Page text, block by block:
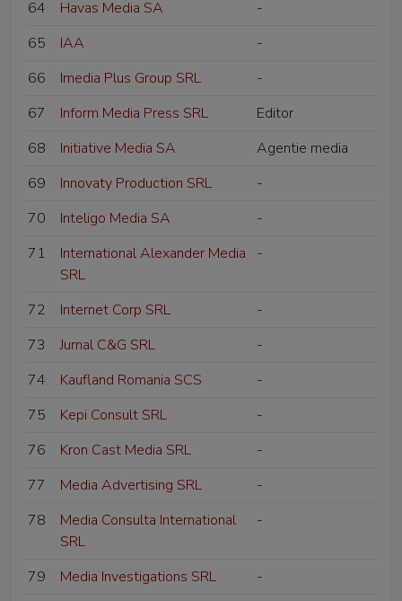
64 Havas Media SA
-
65
IAA
-
66
Imedia Plus Group SRL
-
67
Inform Media Press SRL
Editor
68
Initiative Media SA
Agentie media
69
Innovaty Production SRL
-
70
Inteligo Media SA
-
71
International Alexander Media
SRL
-
72 Internet Corp SRL
-
73
Jurnal C&G SRL
-
74
Kaufland Romania SCS
-
75
Kepi Consult SRL
-
76
Kron Cast Media SRL
-
77
Media Advertising SRL
-
78
Media Consulta International
SRL
-
79 Media Investigations SRL
-